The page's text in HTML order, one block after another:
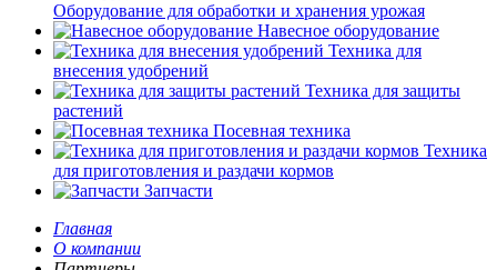
Оборудование для обработки и хранения урожая
Навесное оборудование
Техника для
внесения удобрений
Техника для защиты
растений
Посевная техника
Техника
для приготовления и раздачи кормов
Запчасти
Главная
О компании